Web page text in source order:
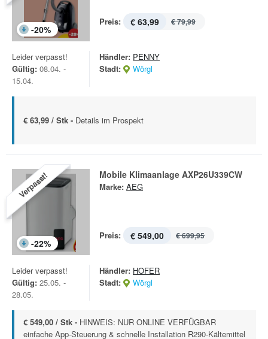
-20%
Preis: € 63,99 € 79,99
Leider verpasst!
Gültig: 08.04. -
15.04.
Händler: PENNY
Stadt:
Wörgl
€ 63,99 / Stk - Details im Prospekt
Verpasst!
-22%
Mobile Klimaanlage AXP26U339CW
Marke: AEG
Preis: € 549,00 € 699,95
Leider verpasst!
Gültig: 25.05. -
28.05.
Händler: HOFER
Stadt:
Wörgl
€ 549,00 / Stk - HINWEIS: NUR ONLINE VERFÜGBAR
einfache App-Steuerung & schnelle Installation R290-Kältemittel